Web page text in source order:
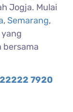
Jogja. Mulai
, Semarang,
bersama
7920